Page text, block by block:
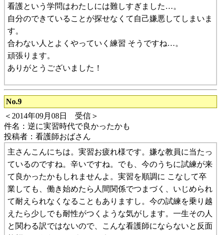
看護という学問はわたしには難しすぎました…。
自分のできていることが探せなくて自己嫌悪してしまいま
す。
合わない人とよくやっていく練習 そうですね…。
頑張ります。
ありがとうございました！
No.9
＜2014年09月08日 受信＞
件名：逆に実習時代で良かったかも
投稿者：看護師おばさん
主さんこんにちは。実習お疲れ様です。嫌な教員に当たっ
ているのですね。辛いですね。でも、今のうちに試練が来
て良かったかもしれませんよ。実習を順調に こなして卒
業しても、働き始めたら人間関係でつまづく、いじめられ
て耐えられなくなることもありますし。今の試練を乗り越
えたら少しでも耐性がつくような気がします。一生その人
と関わる訳ではないので、こんな看護師にならないと反面